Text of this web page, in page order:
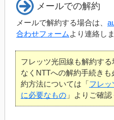
メールでの解約
メールで解約する場合は、
合わせフォーム より連絡し
フレッツ光回線も解約す
なくNTTへの解約手続き
約方法については「フレッ
に必要なもの」よりご確認